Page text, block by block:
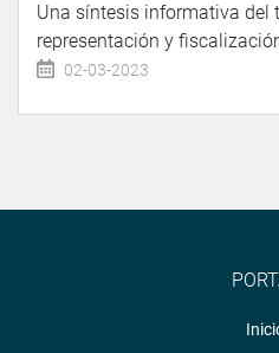
Una síntesis informativa del
representación y
02-03-2023